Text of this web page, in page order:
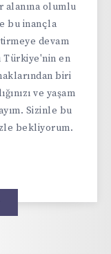
alanına olumlu
bu inançla
devam
en
biri
ve yaşam
Sizinle bu
bekliyorum.